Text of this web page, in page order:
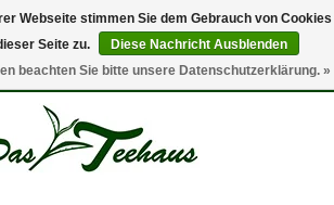
Webseite stimmen Sie dem Gebrauch von Cookies
Seite zu.
Diese Nachricht Ausblenden
beachten Sie bitte unsere Datenschutzerklärung. »